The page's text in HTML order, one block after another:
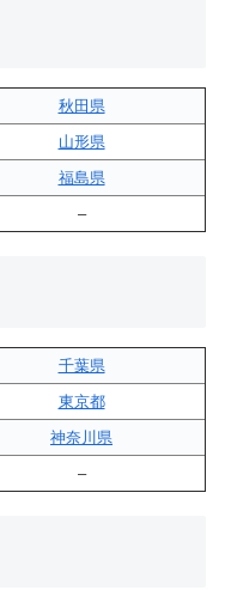
秋田県
山形県
福島県
–
千葉県
東京都
神奈川県
–